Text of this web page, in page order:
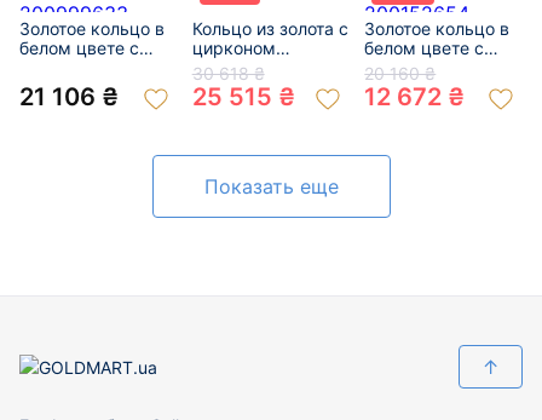
Золотое кольцо в
белом цвете с
«Гвоздь» 01-
200999633
21 106 ₴
Кольцо из золота с
цирконом
«Компас» 01-
200606704
30 618 ₴
25 515 ₴
Золотое кольцо в
белом цвете с
цирконом
«Цветок» 01-
200152654
20 160 ₴
12 672 ₴
Показать еще
↑